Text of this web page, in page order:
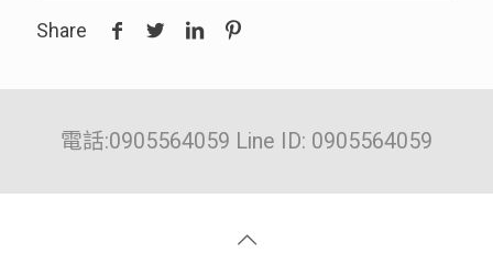
Share
電話:0905564059 Line ID: 0905564059